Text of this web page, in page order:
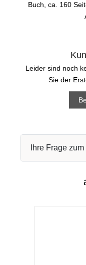
Buch, ca. 160
Leider sind noch
Sie der
Ihre Frage